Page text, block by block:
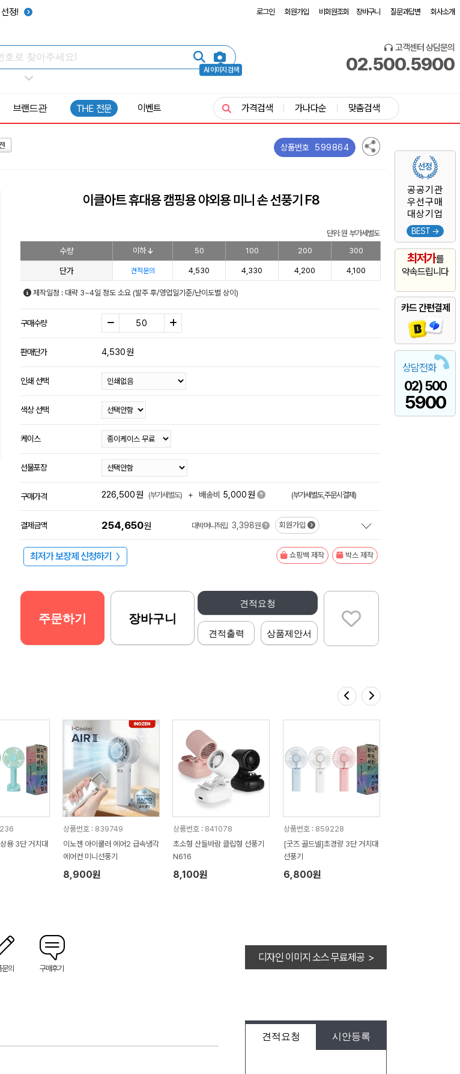
선정! 로그인 회원가입 비회원조회 장바구니 질문과답변 회사소개
AI 이미지 검색
고객센터 상담문의
02.500.5900
공공기관
우선구매
대상기업
BEST →
최저가를
약속드립니다
카드 간편결제
상담전화
02) 500
5900
브랜드관 THE 전문 이벤트 가격검색 가나다순 맞춤검색
상품번호 599864
이클아트 휴대용 캠핑용 야외용 미니 손 선풍기 F8
단위: 원 부가세별도
수량 이하 50 100 200 300
단가 견적문의 4,530 4,330 4,200 4,100
제작일정 : 대략 3~4일 정도 소요 (발주 후/영업일기준/난이도별 상이)
구매수량
판매단가 4,530원
인쇄 선택
색상 선택
케이스
선물포장
구매가격 226,500원 (부가세별도) + 배송비 5,000원 (부가세별도,주문시결제)
결제금액 254,650원 대박머니적립 3,398원 회원가입
최저가 보장제 신청하기 〉 쇼핑백 제작 박스 제작
견적요청
견적출력 상품제안서
주문하기 장바구니
용 3단 거치대
상품번호 : 839749
이노젠 아이쿨러 에어2 급속냉각
에어컨 미니선풍기
8,900원
상품번호 : 841078
초소형 산들바람 클립형 선풍기
N616
8,100원
상품번호 : 859228
[굿즈 골드넬]초경량 3단 거치대
선풍기
6,800원
의 구매후기
디자인 이미지 소스 무료제공 >
견적요청 시안등록